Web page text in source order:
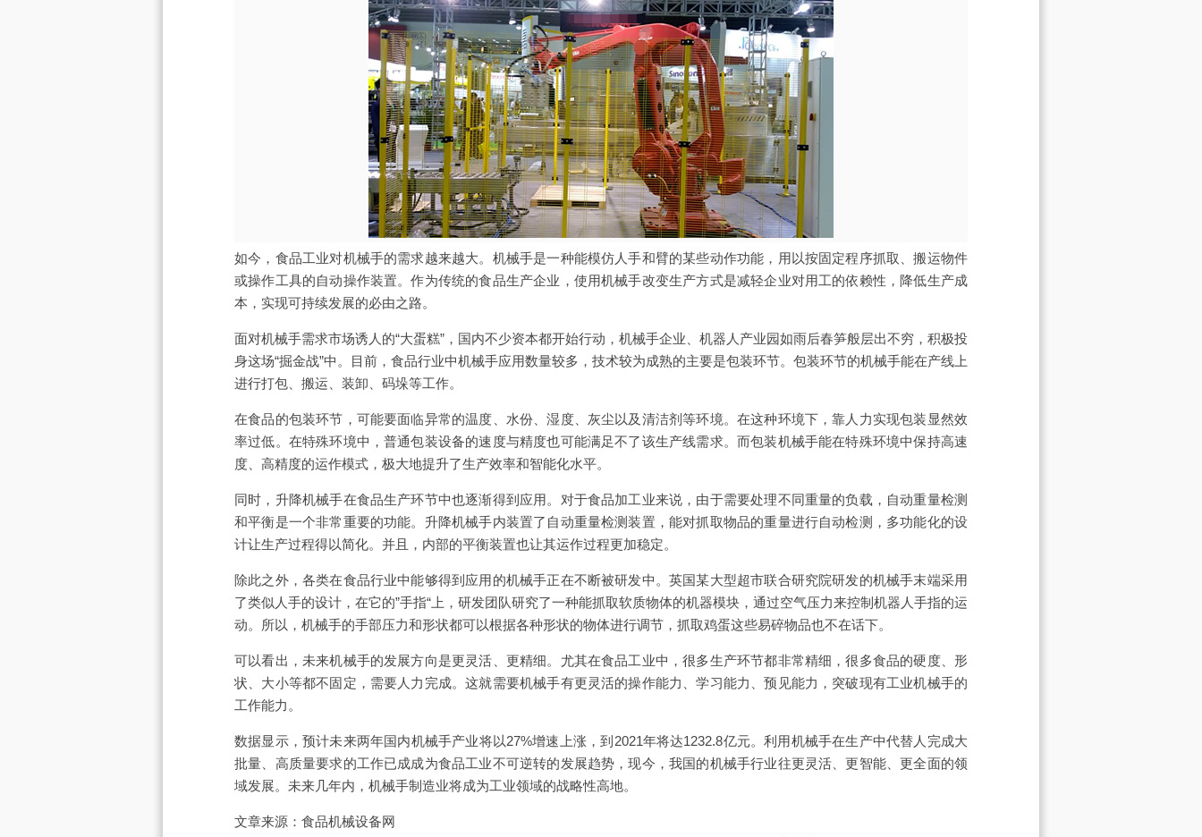
如今，食品工业对机械手的需求越来越大。机械手是一种能模仿人手和臂的某些动作功能，用以按固定程序抓取、搬运物件
或操作工具的自动操作装置。作为传统的食品生产企业，使用机械手改变生产方式是减轻企业对用工的依赖性，降低生产成
本，实现可持续发展的必由之路。
面对机械手需求市场诱人的“大蛋糕”，国内不少资本都开始行动，机械手企业、机器人产业园如雨后春笋般层出不穷，积极投
身这场“掘金战”中。目前，食品行业中机械手应用数量较多，技术较为成熟的主要是包装环节。包装环节的机械手能在产线上
进行打包、搬运、装卸、码垛等工作。
在食品的包装环节，可能要面临异常的温度、水份、湿度、灰尘以及清洁剂等环境。在这种环境下，靠人力实现包装显然效
率过低。在特殊环境中，普通包装设备的速度与精度也可能满足不了该生产线需求。而包装机械手能在特殊环境中保持高速
度、高精度的运作模式，极大地提升了生产效率和智能化水平。
同时，升降机械手在食品生产环节中也逐渐得到应用。对于食品加工业来说，由于需要处理不同重量的负载，自动重量检测
和平衡是一个非常重要的功能。升降机械手内装置了自动重量检测装置，能对抓取物品的重量进行自动检测，多功能化的设
计让生产过程得以简化。并且，内部的平衡装置也让其运作过程更加稳定。
除此之外，各类在食品行业中能够得到应用的机械手正在不断被研发中。英国某大型超市联合研究院研发的机械手末端采用
了类似人手的设计，在它的”手指“上，研发团队研究了一种能抓取软质物体的机器模块，通过空气压力来控制机器人手指的运
动。所以，机械手的手部压力和形状都可以根据各种形状的物体进行调节，抓取鸡蛋这些易碎物品也不在话下。
可以看出，未来机械手的发展方向是更灵活、更精细。尤其在食品工业中，很多生产环节都非常精细，很多食品的硬度、形
状、大小等都不固定，需要人力完成。这就需要机械手有更灵活的操作能力、学习能力、预见能力，突破现有工业机械手的
工作能力。
数据显示，预计未来两年国内机械手产业将以27%增速上涨，到2021年将达1232.8亿元。利用机械手在生产中代替人完成大
批量、高质量要求的工作已成成为食品工业不可逆转的发展趋势，现今，我国的机械手行业往更灵活、更智能、更全面的领
域发展。未来几年内，机械手制造业将成为工业领域的战略性高地。
文章来源：食品机械设备网